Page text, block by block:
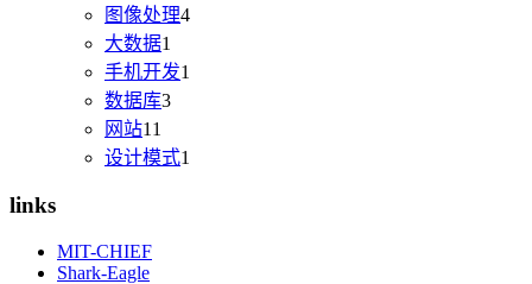
图像处理4
大数据1
手机开发1
数据库3
网站11
设计模式1
links
MIT-CHIEF
Shark-Eagle